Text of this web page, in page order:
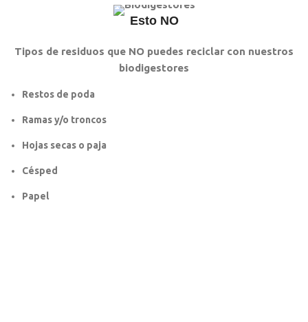
Esto NO
Tipos de residuos que NO puedes reciclar con nuestros
biodigestores
Restos de poda
Ramas y/o troncos
Hojas secas o paja
Césped
Papel